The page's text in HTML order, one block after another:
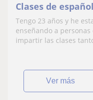
Clases de
Tengo 23 años y he
enseñando a
impartir las clases
ver más